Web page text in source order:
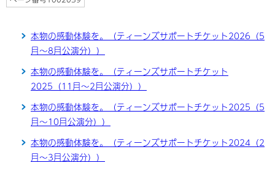
本物の感動体験を。（ティーンズサポートチケット2026（5
月～8月公演分））
本物の感動体験を。（ティーンズサポートチケット
2025（11月～2月公演分））
本物の感動体験を。（ティーンズサポートチケット2025（5
月～10月公演分））
本物の感動体験を。（ティーンズサポートチケット2024（2
月～3月公演分））